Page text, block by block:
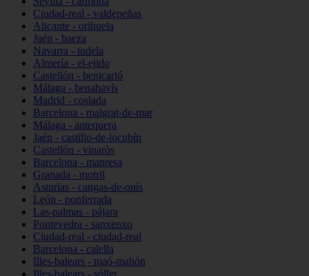
Ciudad-real - valdepeñas
Alicante - orihuela
Jaén - baeza
Navarra - tudela
Almería - el-ejido
Castellón - benicarló
Málaga - benahavís
Madrid - coslada
Barcelona - malgrat-de-mar
Málaga - antequera
Jaén - castillo-de-locubín
Castellón - vinaròs
Barcelona - manresa
Granada - motril
Asturias - cangas-de-onís
León - ponferrada
Las-palmas - pájara
Pontevedra - sanxenxo
Ciudad-real - ciudad-real
Barcelona - calella
Illes-balears - maó-mahón
Illes-balears - sóller